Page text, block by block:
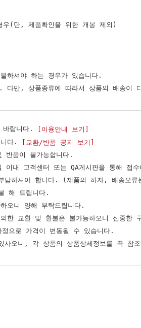
우(단, 제품확인을 위한 개봉 제외)
하셔야 하는 경우가 있습니다.
다만, 상품종류에 따라서 상품의 배송이
바랍니다.
[이용안내 보기]
니다.
[교환/반품 공지 보기]
품이 불가능합니다.
내 고객센터 또는 QA게시판을 통해 접수
담하셔야 합니다. (제품의 하자, 배송오류
해 드립니다.
오니 양해 부탁드립니다.
한 교환 및 환불은 불가능하오니 신중한
으로 가격이 변동될 수 있습니다.
오니, 각 상품의 상품상세정보를 꼭 참조